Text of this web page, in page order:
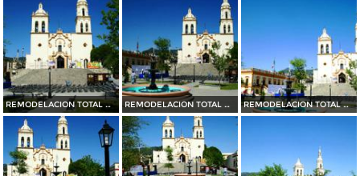
REMODELACION TOTAL DE PLAZA OCAMPO (2010) REMODELACION TOTAL DE PLAZA OCAMPO (2010) REMODELACION TOTAL DE PLAZA OCAMPO (2010)